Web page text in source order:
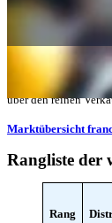
← Zurück
03.06.2024 –
über den reinen
Marktübersicht
Rangliste der
Rang